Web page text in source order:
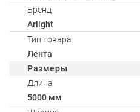
Бренд
Arlight
Тип товара
Лента
Размеры
Длина
5000 мм